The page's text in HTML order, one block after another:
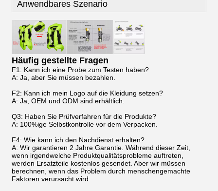
Anwendbares Szenario
Häufig gestellte Fragen
F1: Kann ich eine Probe zum Testen haben?
A: Ja, aber Sie müssen bezahlen.
F2: Kann ich mein Logo auf die Kleidung setzen?
A: Ja, OEM und ODM sind erhältlich.
Q3: Haben Sie Prüfverfahren für die Produkte?
A: 100%ige Selbstkontrolle vor dem Verpacken.
F4: Wie kann ich den Nachdienst erhalten?
A: Wir garantieren 2 Jahre Garantie. Während dieser Zeit,
wenn irgendwelche Produktqualitätsprobleme auftreten,
werden Ersatzteile kostenlos gesendet. Aber wir müssen
berechnen, wenn das Problem durch menschengemachte
Faktoren verursacht wird.